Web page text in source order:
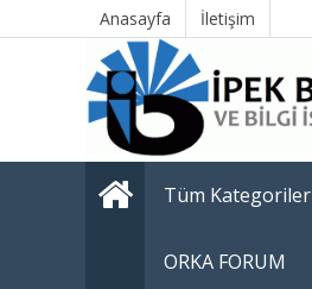
Anasayfa İletişim
Tüm Kategoriler
ORKA FORUM